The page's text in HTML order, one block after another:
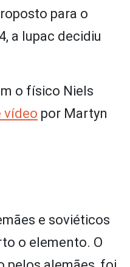
para o
a Iupac decidiu
o físico Niels
vídeo por Martyn
e soviéticos
o elemento. O